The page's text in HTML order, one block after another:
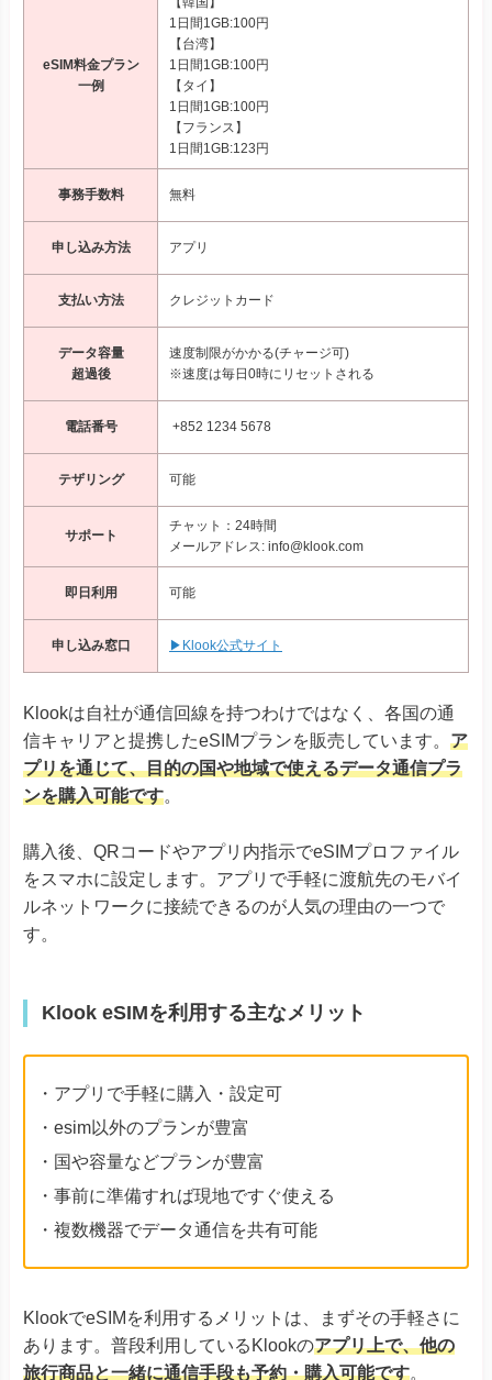
eSIM料金プラン
一例
1日間1GB:100円
【台湾】
1日間1GB:100円
【タイ】
1日間1GB:100円
【フランス】
1日間1GB:123円
事務手数料 無料
申し込み方法 アプリ
支払い方法 クレジットカード
データ容量
超過後
速度制限がかかる(チャージ可)
※速度は毎日0時にリセットされる
電話番号 +852 1234 5678
テザリング 可能
サポート
チャット：24時間
メールアドレス: info@klook.com
即日利用 可能
申し込み窓口 ▶Klook公式サイト
Klookは自社が通信回線を持つわけではなく、各国の通
信キャリアと提携したeSIMプランを販売しています。 ア
プリを通じて、目的の国や地域で使えるデータ通信プラ
ンを購入可能です。
購入後、QRコードやアプリ内指示でeSIMプロファイル
をスマホに設定します。アプリで手軽に渡航先のモバイ
ルネットワークに接続できるのが人気の理由の一つで
す。
Klook eSIMを利用する主なメリット
・アプリで手軽に購入・設定可
・esim以外のプランが豊富
・国や容量などプランが豊富
・事前に準備すれば現地ですぐ使える
・複数機器でデータ通信を共有可能
KlookでeSIMを利用するメリットは、まずその手軽さに
あります。普段利用しているKlookのアプリ上で、他の
旅行商品と一緒に通信手段も予約・購入可能です。